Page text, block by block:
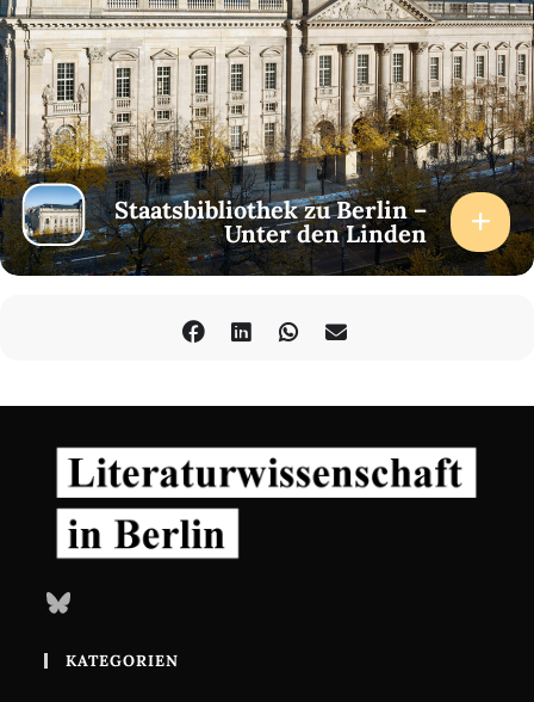
Staatsbibliothek zu Berlin –
Unter den Linden
Bluesky
KATEGORIEN